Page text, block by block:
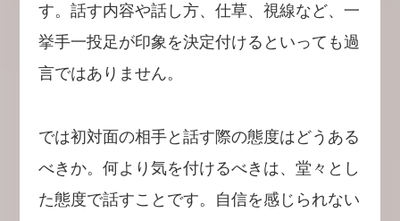
す。話す内容や話し方、仕草、視線など、一
挙手一投足が印象を決定付けるといっても過
言ではありません。
では初対面の相手と話す際の態度はどうある
べきか。何より気を付けるべきは、堂々とし
た態度で話すことです。自信を感じられない